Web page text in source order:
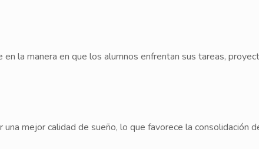
la manera en que los alumnos enfrentan sus tareas,
mejor calidad de sueño, lo que favorece la consolidación